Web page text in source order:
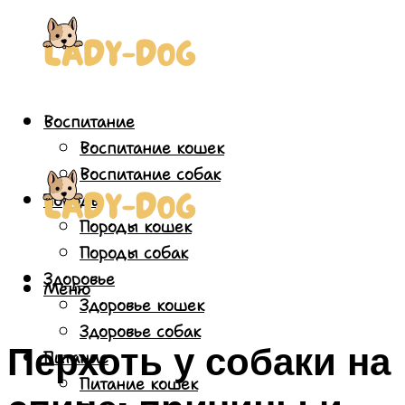
Воспитание
Воспитание кошек
Воспитание собак
Породы
Породы кошек
Породы собак
Здоровье
Здоровье кошек
Здоровье собак
Питание
Питание кошек
Меню
Перхоть у собаки на